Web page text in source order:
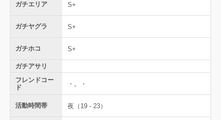
ガチエリア S+
ガチヤグラ S+
ガチホコ S+
ガチアサリ
フレンドコー
ド
・。・
活動時間帯 夜（19 - 23）